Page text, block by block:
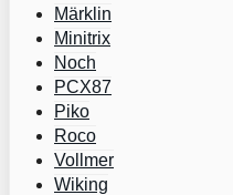
Märklin
Minitrix
Noch
PCX87
Piko
Roco
Vollmer
Wiking